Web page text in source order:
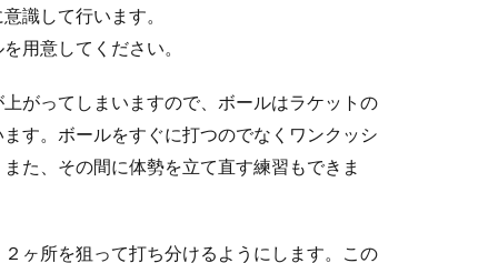
服装！保護者は控えめな装いがベスト
識して行います。
用意してください。
がってしまいますので、ボールはラケットの
す。ボールをすぐに打つのでなくワンクッシ
た、その間に体勢を立て直す練習もできま
ヶ所を狙って打ち分けるようにします。この